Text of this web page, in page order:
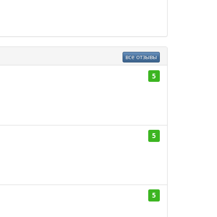
все отзывы
5
5
5